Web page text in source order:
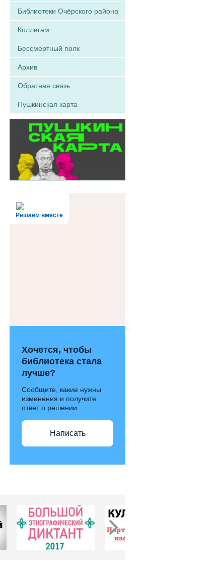
Библиотеки Очёрского района
Коллегам
Бессмертный полк
Архив
Обратная связь
Пушкинская карта
Решаем вместе
Хочется, чтобы
библиотека стала
лучше?
Сообщите, какие нужны
изменения и получите
ответ о решении
Написать